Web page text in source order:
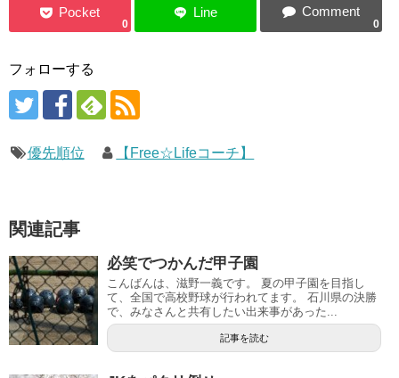
0 0
フォローする
優先順位 【Free☆Lifeコーチ】
関連記事
必笑でつかんだ甲子園
こんばんは、滋野一義です。 夏の甲子園を目指し
て、全国で高校野球が行われてます。 石川県の決勝
で、みなさんと共有したい出来事があった...
記事を読む